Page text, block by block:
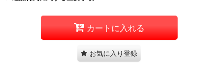
カートに入れる
お気に入り登録